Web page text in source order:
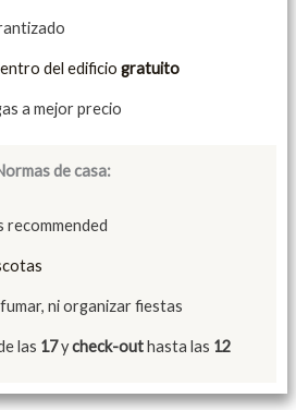
del edificio gratuito
a mejor precio
de casa:
recommended
ni organizar fiestas
las 17ycheck-outhasta las 12